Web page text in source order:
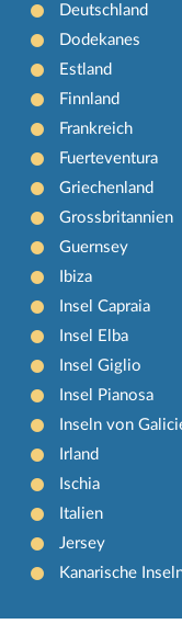
Deutschland
Dodekanes
Estland
Finnland
Frankreich
Fuerteventura
Griechenland
Grossbritannien
Guernsey
Ibiza
Insel Capraia
Insel Elba
Insel Giglio
Insel Pianosa
Inseln von
Irland
Ischia
Italien
Jersey
Kanarische